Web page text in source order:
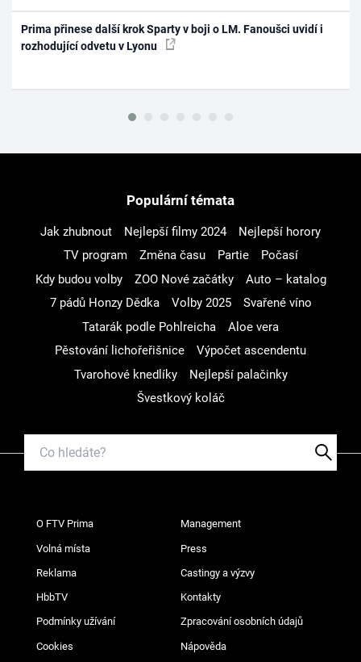
Prima přinese další krok Sparty v boji o LM. Fanoušci uvidí i
rozhodující odvetu v Lyonu
Populární témata
Jak zhubnout Nejlepší filmy 2024
Nejlepší horory
TV program
Změna času Partie
Počasí
Kdy budou volby
ZOO Nové začátky
Auto – katalog
7 pádů Honzy Dědka
Volby 2025
Svařené víno
Tatarák podle Pohlreicha
Aloe vera
Pěstování lichořeřišnice
Výpočet ascendentu
Tvarohové knedlíky
Nejlepší palačinky
Švestkový koláč
O FTV Prima Management
Volná místa Press
Reklama Castingy a výzvy
HbbTV Kontakty
Podmínky užívání Zpracování osobních údajů
Cookies Nápověda